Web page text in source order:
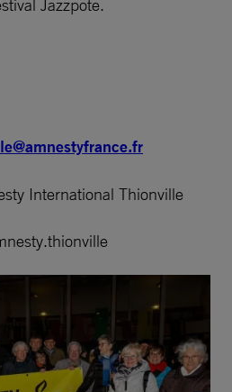
Jazzpote.
International Thionville